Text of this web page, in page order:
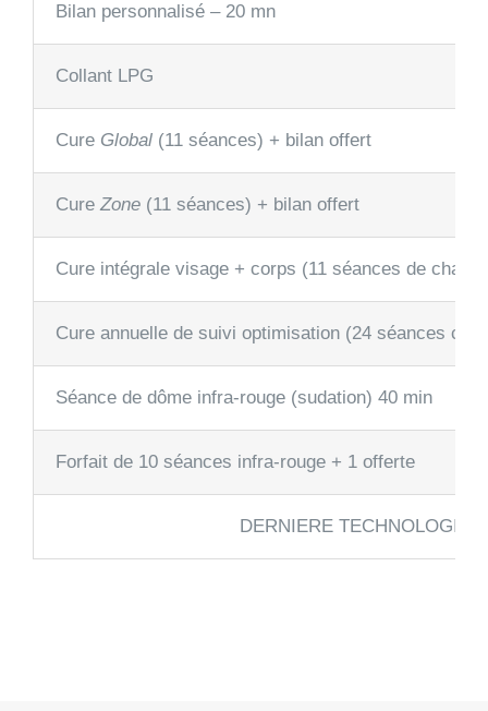
Bilan personnalisé – 20 mn
Collant LPG
Cure Global (11 séances) + bilan offert
CureZone (11 séances) + bilan offert
Cure intégrale visage + corps (11 séances de
Cure annuelle de suivi optimisation (24 séances
Séance de dôme infra-rouge (sudation) 40 min
Forfait de 10 séances infra-rouge + 1 offerte
DERNIERE TECHNOLOGIE